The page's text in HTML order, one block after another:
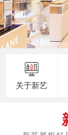
关于新艺